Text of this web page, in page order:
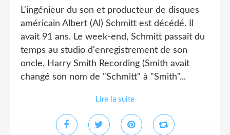
L'ingénieur du son et producteur de disques
américain Albert (Al) Schmitt est décédé. Il
avait 91 ans. Le week-end, Schmitt passait du
temps au studio d'enregistrement de son
oncle, Harry Smith Recording (Smith avait
changé son nom de "Schmitt" à "Smith"...
Lire la suite